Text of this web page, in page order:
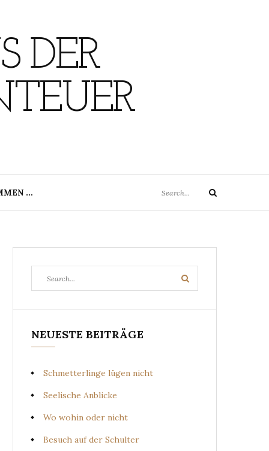
DER
…
for:
Search
for:
Search
NEUESTE BEITRÄGE
Schmetterlinge lügen nicht
Seelische Anblicke
Wo wohin oder nicht
Besuch auf der Schulter